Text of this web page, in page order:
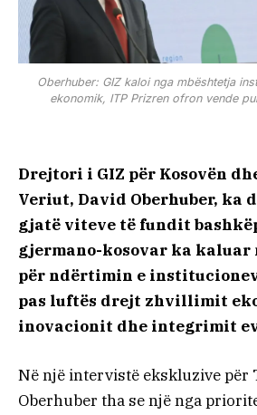
Oberhuber: GIZ kaloi nga mbështetja
ekonomik, ITP Prizren ofron vende
Drejtori i GIZ për Kosovën
Veriut, David Oberhuber, ka
gjatë viteve të fundit
gjermano-kosovar ka kaluar
për ndërtimin e
pas luftës drejt zhvillimit
inovacionit dhe integrimit
Në një intervistë ekskluzive për
Oberhuber tha se një nga